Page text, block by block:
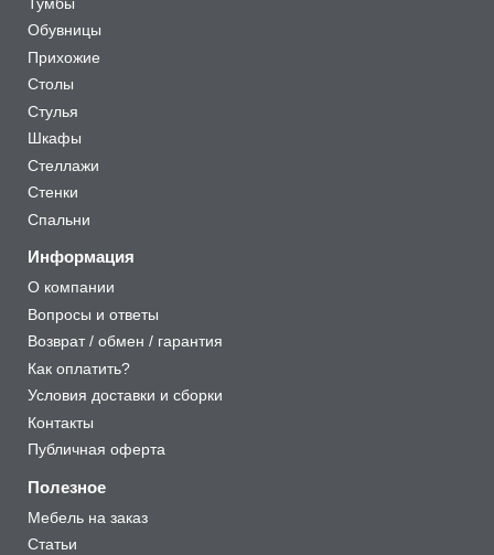
Обувницы
Прихожие
Столы
Стулья
Шкафы
Стеллажи
Стенки
Спальни
Информация
О компании
Вопросы и ответы
Возврат / обмен / гарантия
Как оплатить?
Условия доставки и сборки
Контакты
Публичная оферта
Полезное
Мебель на заказ
Статьи